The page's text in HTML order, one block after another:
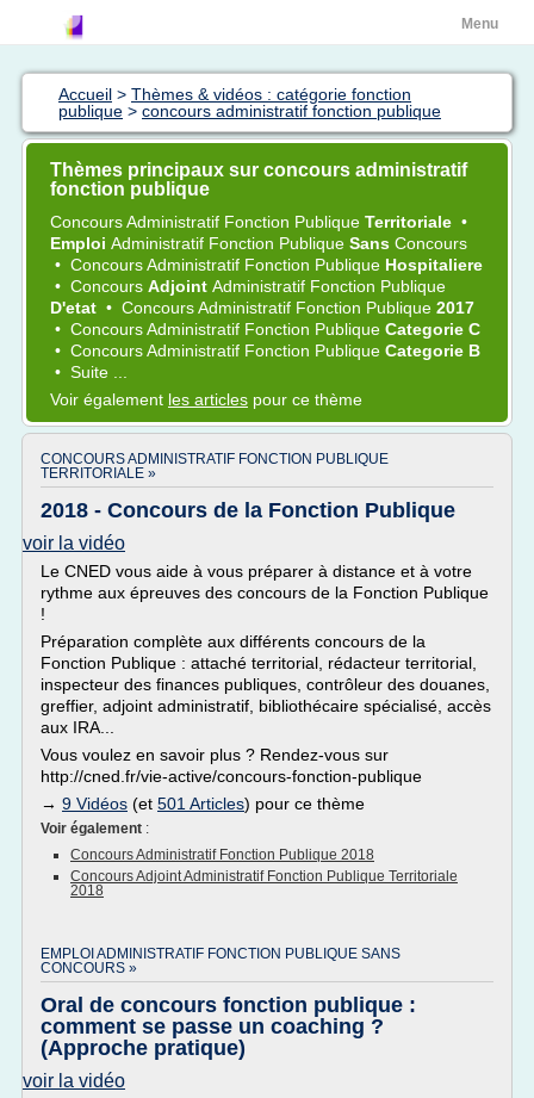
Menu
Accueil > Thèmes & vidéos : catégorie fonction
publique > concours administratif fonction publique
Thèmes principaux sur concours administratif
fonction publique
Concours Administratif Fonction Publique Territoriale •
Emploi Administratif Fonction Publique Sans Concours
• Concours Administratif Fonction Publique Hospitaliere
• Concours Adjoint Administratif Fonction Publique
D'etat • Concours Administratif Fonction Publique 2017
• Concours Administratif Fonction Publique Categorie C
• Concours Administratif Fonction Publique Categorie B
• Suite ...
Voir également les articles pour ce thème
CONCOURS ADMINISTRATIF FONCTION PUBLIQUE
TERRITORIALE »
2018 - Concours de la Fonction Publique
voir la vidéo
Le CNED vous aide à vous préparer à distance et à votre
rythme aux épreuves des concours de la Fonction Publique
!
Préparation complète aux différents concours de la
Fonction Publique : attaché territorial, rédacteur territorial,
inspecteur des finances publiques, contrôleur des douanes,
greffier, adjoint administratif, bibliothécaire spécialisé, accès
aux IRA...
Vous voulez en savoir plus ? Rendez-vous sur
http://cned.fr/vie-active/concours-fonction-publique
→ 9 Vidéos (et 501 Articles) pour ce thème
Voir également :
Concours Administratif Fonction Publique 2018
Concours Adjoint Administratif Fonction Publique Territoriale
2018
EMPLOI ADMINISTRATIF FONCTION PUBLIQUE SANS
CONCOURS »
Oral de concours fonction publique :
comment se passe un coaching ?
(Approche pratique)
voir la vidéo